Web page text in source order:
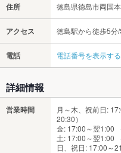
住所 徳島県徳島市両国
アクセス 徳島駅から徒歩5分
電話 電話番号を表示する
詳細情報
営業時間
月～木、祝前日:
20:30）
金: 17:00～翌1:00
土: 17:00～翌1:00
日、祝日: 17:00～